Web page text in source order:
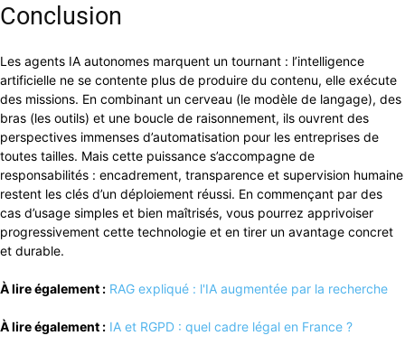
Conclusion
Les agents IA autonomes marquent un tournant : l’intelligence
artificielle ne se contente plus de produire du contenu, elle exécute
des missions. En combinant un cerveau (le modèle de langage), des
bras (les outils) et une boucle de raisonnement, ils ouvrent des
perspectives immenses d’automatisation pour les entreprises de
toutes tailles. Mais cette puissance s’accompagne de
responsabilités : encadrement, transparence et supervision humaine
restent les clés d’un déploiement réussi. En commençant par des
cas d’usage simples et bien maîtrisés, vous pourrez apprivoiser
progressivement cette technologie et en tirer un avantage concret
et durable.
À lire également : RAG expliqué : l'IA augmentée par la recherche
À lire également : IA et RGPD : quel cadre légal en France ?